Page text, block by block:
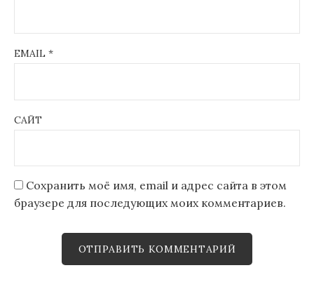
EMAIL *
САЙТ
Сохранить моё имя, email и адрес сайта в этом
браузере для последующих моих комментариев.